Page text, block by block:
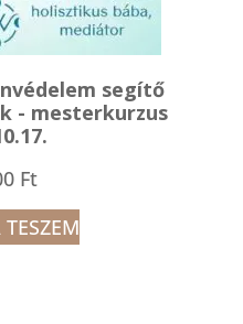
segítő
- mesterkurzus
Ft